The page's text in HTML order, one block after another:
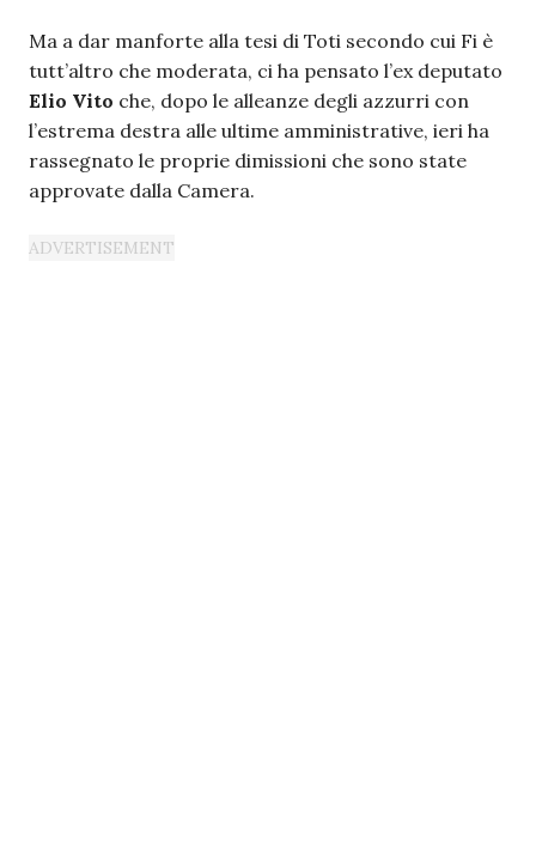
Ma a dar manforte alla tesi di Toti secondo cui Fi è
tutt’altro che moderata, ci ha pensato l’ex deputato
Elio Vito che, dopo le alleanze degli azzurri con
l’estrema destra alle ultime amministrative, ieri ha
rassegnato le proprie dimissioni che sono state
approvate dalla Camera.